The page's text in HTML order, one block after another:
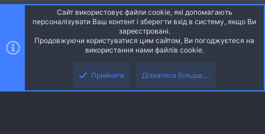
Ніч
Українська (UA)
S
Community platform by XenForo® © 2010-2026 XenForo Ltd.
Community platform by XenForo © 2010-2022 XenForo Ltd. | dev: Pages
Сайт використовує файли cookie, які допомагають
персоналізувати Ваш контент і зберегти вхід в систему, якщо Ви
зареєстровані.
Продовжуючи користуватися цим сайтом, Ви погоджуєтеся на
використання нами файлів cookie.
Прийняти Дізнатися більше....